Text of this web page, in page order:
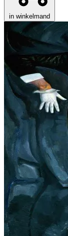
in winkelmand